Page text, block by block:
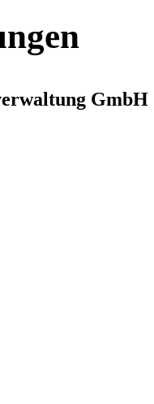
GmbH